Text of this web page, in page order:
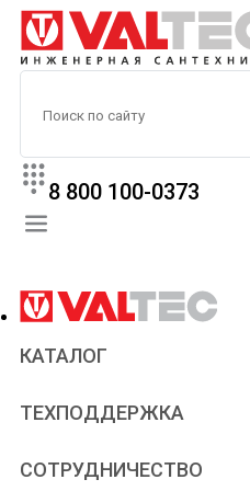
8 800 100-0373
КАТАЛОГ
ТЕХПОДДЕРЖКА
Паспорта и сертификаты
Статьи
СОТРУДНИЧЕСТВО
Сантехникам